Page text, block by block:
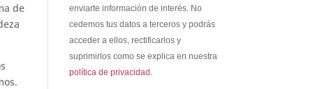
de
enviarte información de interés. No
cedemos tus datos a terceros y podrás
acceder a ellos, rectificarlos y
suprimirlos como se explica en nuestra
política de privacidad.